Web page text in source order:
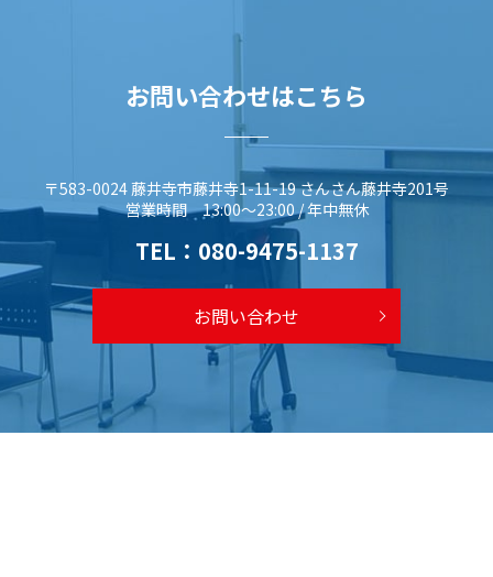
お問い合わせはこちら
〒583-0024 藤井寺市藤井寺1-11-19 さんさん藤井寺201号
営業時間 13:00～23:00 / 年中無休
TEL： 080-9475-1137
お問い合わせ